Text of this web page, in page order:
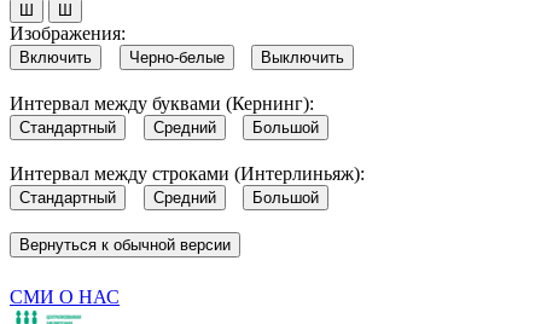
Ш Ш
Изображения:
Включить Черно-белые Выключить
Интервал между буквами (Кернинг):
Стандартный Средний Большой
Интервал между строками (Интерлиньяж):
Стандартный Средний Большой
Вернуться к обычной версии
СМИ О НАС